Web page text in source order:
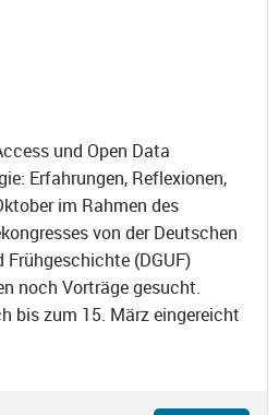
und Open Data
Erfahrungen, Reflexionen,
im Rahmen des
von der Deutschen
(DGUF)
noch Vorträge gesucht.
bis zum 15. März eingereicht